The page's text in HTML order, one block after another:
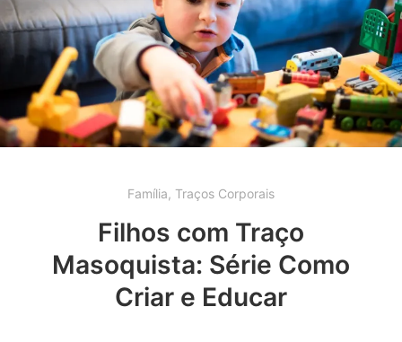
Família, Traços Corporais
Filhos com Traço
Masoquista: Série Como
Criar e Educar